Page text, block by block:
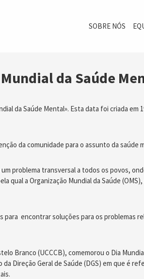
SOBRE NÓS
da Saúde
da Saúde Mental». Esta data foi criada em
da comunidade para o assunto da
problema transversal a todos os povos,
qual a Organização Mundial da Saúde
para encontrar soluções para os problemas
Branco (UCCCB), comemorou o Dia
Direção Geral de Saúde (DGS) em que é